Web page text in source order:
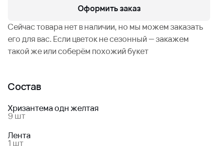
Оформить заказ
Сейчас товара нет в наличии, но мы можем заказать
его для вас. Если цветок не сезонный — закажем
такой же или соберём похожий букет
Состав
Хризантема одн желтая
9 шт
Лента
1 шт